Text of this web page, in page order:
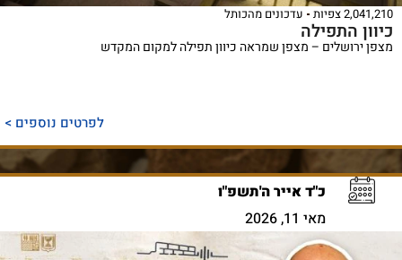
2,041,210 צפיות עדכונים מהכותל
כיוון התפילה
מצפן ירושלים – מצפן שמראה כיוון תפילה למקום המקדש
לפרטים נוספים >
כ"ד אייר ה'תשפ"ו
מאי 11, 2026